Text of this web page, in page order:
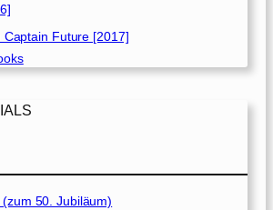
Captain Future [2017]
(zum 50. Jubiläum)